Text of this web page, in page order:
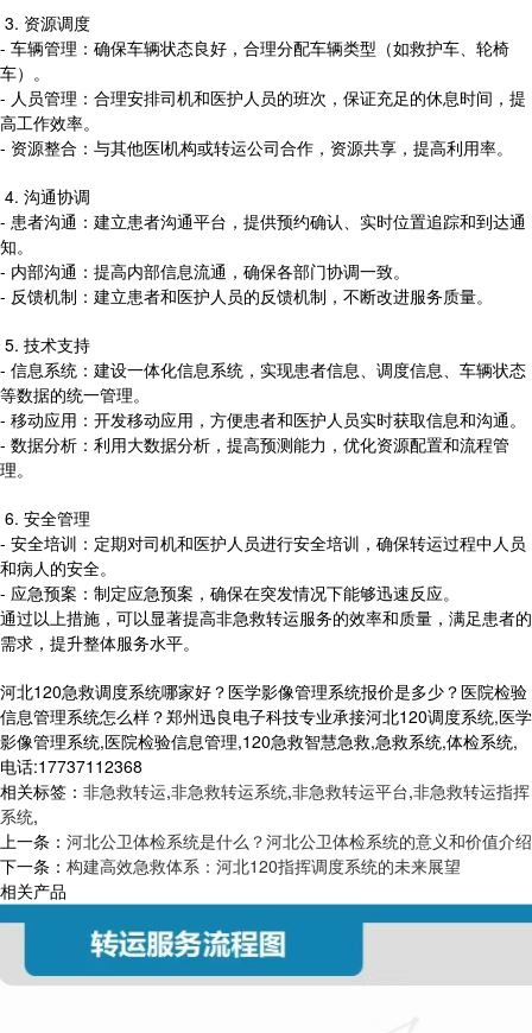
3. 资源调度
- 车辆管理：确保车辆状态良好，合理分配车辆类型（如救护车、轮椅
车）。
- 人员管理：合理安排司机和医护人员的班次，保证充足的休息时间，提
高工作效率。
- 资源整合：与其他医l机构或转运公司合作，资源共享，提高利用率。
4. 沟通协调
- 患者沟通：建立患者沟通平台，提供预约确认、实时位置追踪和到达通
知。
- 内部沟通：提高内部信息流通，确保各部门协调一致。
- 反馈机制：建立患者和医护人员的反馈机制，不断改进服务质量。
5. 技术支持
- 信息系统：建设一体化信息系统，实现患者信息、调度信息、车辆状态
等数据的统一管理。
- 移动应用：开发移动应用，方便患者和医护人员实时获取信息和沟通。
- 数据分析：利用大数据分析，提高预测能力，优化资源配置和流程管
理。
6. 安全管理
- 安全培训：定期对司机和医护人员进行安全培训，确保转运过程中人员
和病人的安全。
- 应急预案：制定应急预案，确保在突发情况下能够迅速反应。
通过以上措施，可以显著提高非急救转运服务的效率和质量，满足患者的
需求，提升整体服务水平。
河北120急救调度系统哪家好？医学影像管理系统报价是多少？医院检验
信息管理系统怎么样？郑州迅良电子科技专业承接河北120调度系统,医学
影像管理系统,医院检验信息管理,120急救智慧急救,急救系统,体检系统,
电话:17737112368
相关标签： 非急救转运,非急救转运系统,非急救转运平台,非急救转运指挥
系统,
上一条： 河北公卫体检系统是什么？河北公卫体检系统的意义和价值介绍
下一条： 构建高效急救体系：河北120指挥调度系统的未来展望
相关产品